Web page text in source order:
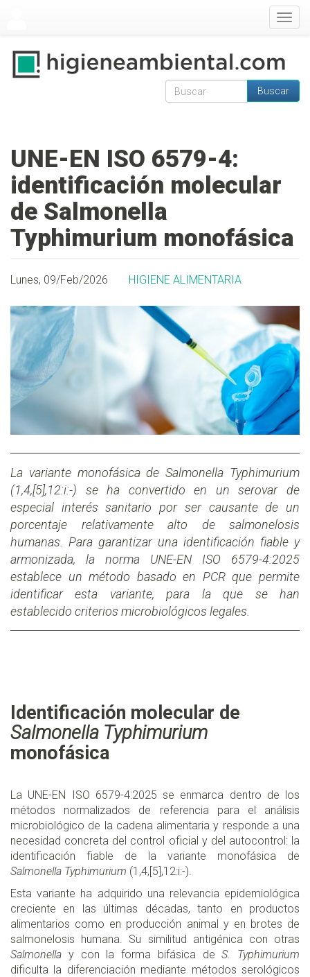
Formulario de
Buscar
UNE-EN ISO 6579-4:
identificación molecular
de Salmonella
Typhimurium monofásica
Lunes, 09/Feb/2026 HIGIENE ALIMENTARIA
La variante monofásica de Salmonella Typhimurium
(1,4,[5],12:i:-) se ha convertido en un serovar de
especial interés sanitario por ser causante de un
porcentaje relativamente alto de salmonelosis
humanas. Para garantizar una identificación fiable y
armonizada, la norma UNE-EN ISO 6579-4:2025
establece un método basado en PCR que permite
identificar esta variante, para la que se han
establecido criterios microbiológicos legales.
Identificación molecular de
Salmonella Typhimurium
monofásica
La UNE-EN ISO 6579-4:2025 se enmarca dentro de los
métodos normalizados de referencia para el análisis
microbiológico de la cadena alimentaria y responde a una
necesidad concreta del control oficial y del autocontrol: la
identificación fiable de la variante monofásica de
Salmonella Typhimurium (1,4,[5],12:i:-).
Esta variante ha adquirido una relevancia epidemiológica
creciente en las últimas décadas, tanto en productos
alimentarios como en producción animal y en brotes de
salmonelosis humana. Su similitud antigénica con otras
Salmonella y con la forma bifásica de S. Typhimurium
dificulta la diferenciación mediante métodos serológicos